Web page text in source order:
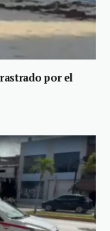
por el